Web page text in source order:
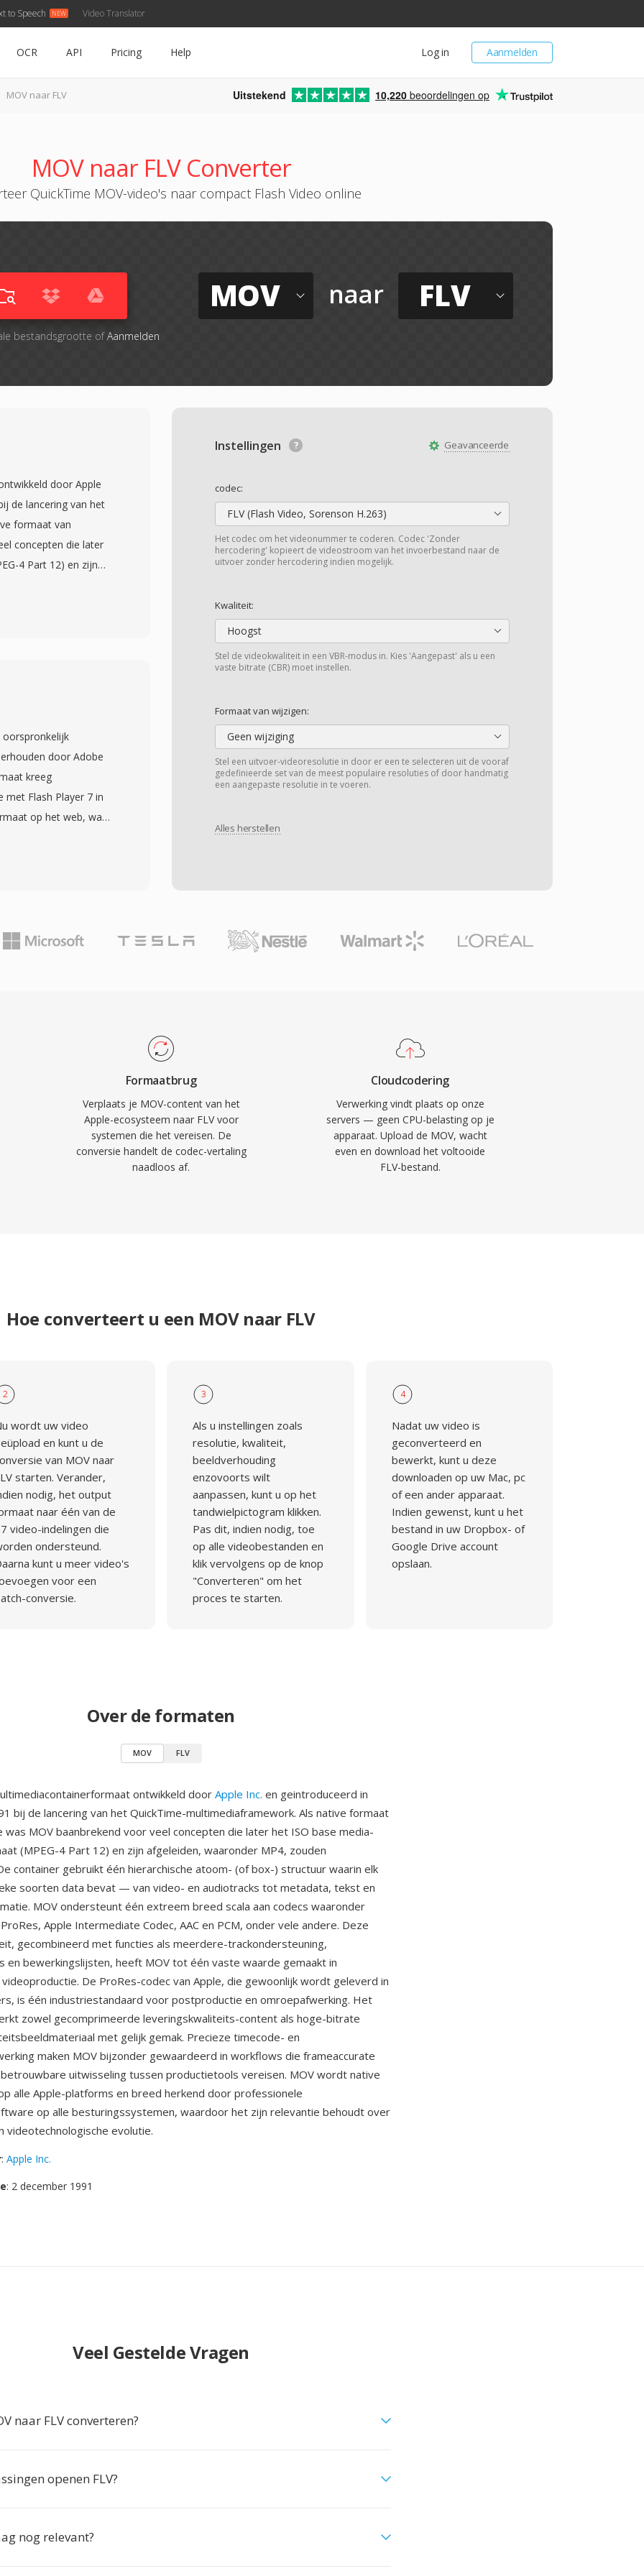
to Speech Video Translator
Aanmelden
Log in
OCR API Pricing Help
MOV naar FLV Uitstekend 10,220 beoordelingen op
MOV naar FLV Converter
QuickTime MOV-video's naar compact Flash Video online
bestandsgrootte ofAanmelden
MOV naar FLV
Geavanceerde
Instellingen
codec:
FLV (Flash Video, Sorenson H.263)
Het codec om het videonummer te coderen. Codec 'Zonder
hercodering' kopieert de videostroom van het invoerbestand naar de
uitvoer zonder hercodering indien mogelijk.
Kwaliteit:
Hoogst
Stel de videokwaliteit in een VBR-modus in. Kies 'Aangepast' als u een
vaste bitrate (CBR) moet instellen.
Formaat van wijzigen:
Geen wijziging
Stel een uitvoer-videoresolutie in door er een te selecteren uit de vooraf
gedefinieerde set van de meest populaire resoluties of door handmatig
een aangepaste resolutie in te voeren.
Alles herstellen
door Apple
de lancering van het
formaat van
concepten die later
4 Part 12) en zijn
De container
als meerdere-
voor
verwerkt zowel
als hoge-bitrate
Precieze
op alle
oorspronkelijk
door Adobe
kreeg
met Flash Player 7 in
op het web, waar
in de late
te leveren
heen via de
structuur die snel
mogelijk maakt. De
met cue-punten,
en
transformeerde
in één
en
Formaatbrug
Verplaats je MOV-content van het
Apple-ecosysteem naar FLV voor
systemen die het vereisen. De
conversie handelt de codec-vertaling
naadloos af.
Cloudcodering
Verwerking vindt plaats op onze
servers — geen CPU-belasting op je
apparaat. Upload de MOV, wacht
even en download het voltooide
FLV-bestand.
Hoe converteert u een MOV naar FLV
2
wordt uw video
en kunt u de
van MOV naar
starten. Verander,
nodig, het output
naar één van de
video-indelingen die
ondersteund.
kunt u meer video's
voor een
conversie.
3
Als u instellingen zoals
resolutie, kwaliteit,
beeldverhouding
enzovoorts wilt
aanpassen, kunt u op het
tandwielpictogram klikken.
Pas dit, indien nodig, toe
op alle videobestanden en
klik vervolgens op de knop
"Converteren" om het
proces te starten.
4
Nadat uw video is
geconverteerd en
bewerkt, kunt u deze
downloaden op uw Mac, pc
of een ander apparaat.
Indien gewenst, kunt u het
bestand in uw Dropbox- of
Google Drive account
opslaan.
Over de formaten
MOV FLV
ontwikkeld door Apple Inc. en geintroduceerd in
bij de lancering van het QuickTime-multimediaframework. Als native formaat
was MOV baanbrekend voor veel concepten die later het ISO base media-
(MPEG-4 Part 12) en zijn afgeleiden, waaronder MP4, zouden
container gebruikt één hierarchische atoom- (of box-) structuur waarin elk
soorten data bevat — van video- en audiotracks tot metadata, tekst en
MOV ondersteunt één extreem breed scala aan codecs waaronder
Apple Intermediate Codec, AAC en PCM, onder vele andere. Deze
gecombineerd met functies als meerdere-trackondersteuning,
en bewerkingslijsten, heeft MOV tot één vaste waarde gemaakt in
De ProRes-codec van Apple, die gewoonlijk wordt geleverd in
is één industriestandaard voor postproductie en omroepafwerking. Het
zowel gecomprimeerde leveringskwaliteits-content als hoge-bitrate
met gelijk gemak. Precieze timecode- en
maken MOV bijzonder gewaardeerd in workflows die frameaccurate
uitwisseling tussen productietools vereisen. MOV wordt native
alle Apple-platforms en breed herkend door professionele
op alle besturingssystemen, waardoor het zijn relevantie behoudt over
videotechnologische evolutie.
: Apple Inc.
: 2 december 1991
Veel Gestelde Vragen
naar FLV converteren?
openen FLV?
nog relevant?